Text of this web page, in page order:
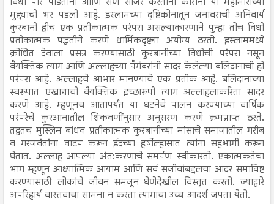
मुद्द्याची भर पडली आहे. इस्लामच्या दृष्टिकोनातून जनावराची अनिवार्य
कुरबानी हीच एक प्रतीकात्मक परंपरा असल्याकारणाने पुन्हा तोच विधी
प्रतीकात्मक पद्धतीने करणे धार्मिकदृष्ट्या अयोग्य ठरतो. इस्लाममध्ये
क्रोधित देवाला प्रसन्न करण्यासाठी कुरबानीच्या विधीची परंपरा नसून
वैयक्तिक त्याग आणि अल्लाहच्या पैगंबरांनी सादर केलेल्या बलिदानाची ही
परंपरा आहे. अल्लाहचे आभार मानण्याचे एक प्रतीक आहे. बलिदानाच्या
स्वरूपात एखाद्याची वैयक्तिक इच्छारूपी त्याग अल्लाहलाकरिता सादर
करणे आहे. म्हणूनच आतापर्यंत या घटनेचे पालन करण्याच्या वार्षिक
परंपरेचे कुरआनातील शिकवणींनुसार अनुसरण करणे क्रमप्राप्त ठरते.
तद्वतच मुस्लिम बांधव प्रतीकात्मक कुरबानीच्या मांसाचे समाजातील गरीब
व गरजवंतांना वाटप करून ईदच्या हर्षोल्हासात त्यांना सहभागी करून
घेतात. अल्लाह आपल्या अंत:करणाचे समर्पण स्वीकारतो. एकात्मकतेचा
भाग म्हणून आध्यात्मिक आयाम आणि सर्व सजीवांबद्दलचा आदर समाविष्ट
करण्यासाठी लोकांचे जीवन समजून घेणेदेखील विस्तृत करतो. ज्याद्वारे
अपरिहार्य वास्तवाचा सामना न करता त्यागाचा उच्च आदर्श जपता येतो.